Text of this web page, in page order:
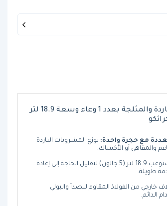
موزع المشروبات الباردة والمثلجة بعدد 1 وعاء وسعة 18.9 لتر
مع حجرة واحدة: يوزع المشروبات الباردة
والمقاهي أو الأكشاك.
يستوعب 18.9 لتر (5 جالون) لتقليل الحاجة إلى إعادة
طويلة.
خارجي من الفولاذ المقاوم للصدأ والبولي
الدائم.